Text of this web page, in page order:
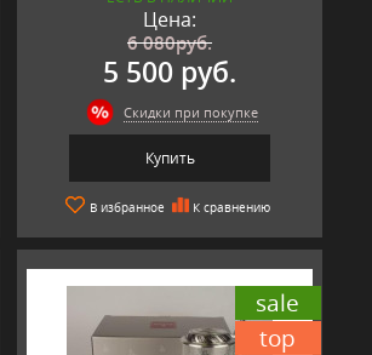
Цена:
6 080руб.
5 500 руб.
Скидки при покупке
Купить
В избранное К сравнению
sale
top